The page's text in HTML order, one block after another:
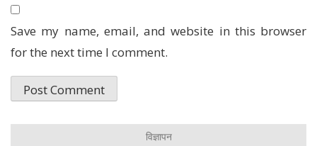
Save my name, email, and website in this browser
for the next time I comment.